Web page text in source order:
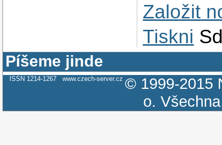
Založit
Tiskni
Píšeme jinde
ISSN 1214-1267 www.czech-server.cz © 1999-2015
o.